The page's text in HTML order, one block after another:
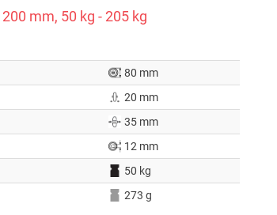
mm, 50 kg - 205 kg
80 mm
20 mm
35 mm
12 mm
50 kg
273 g